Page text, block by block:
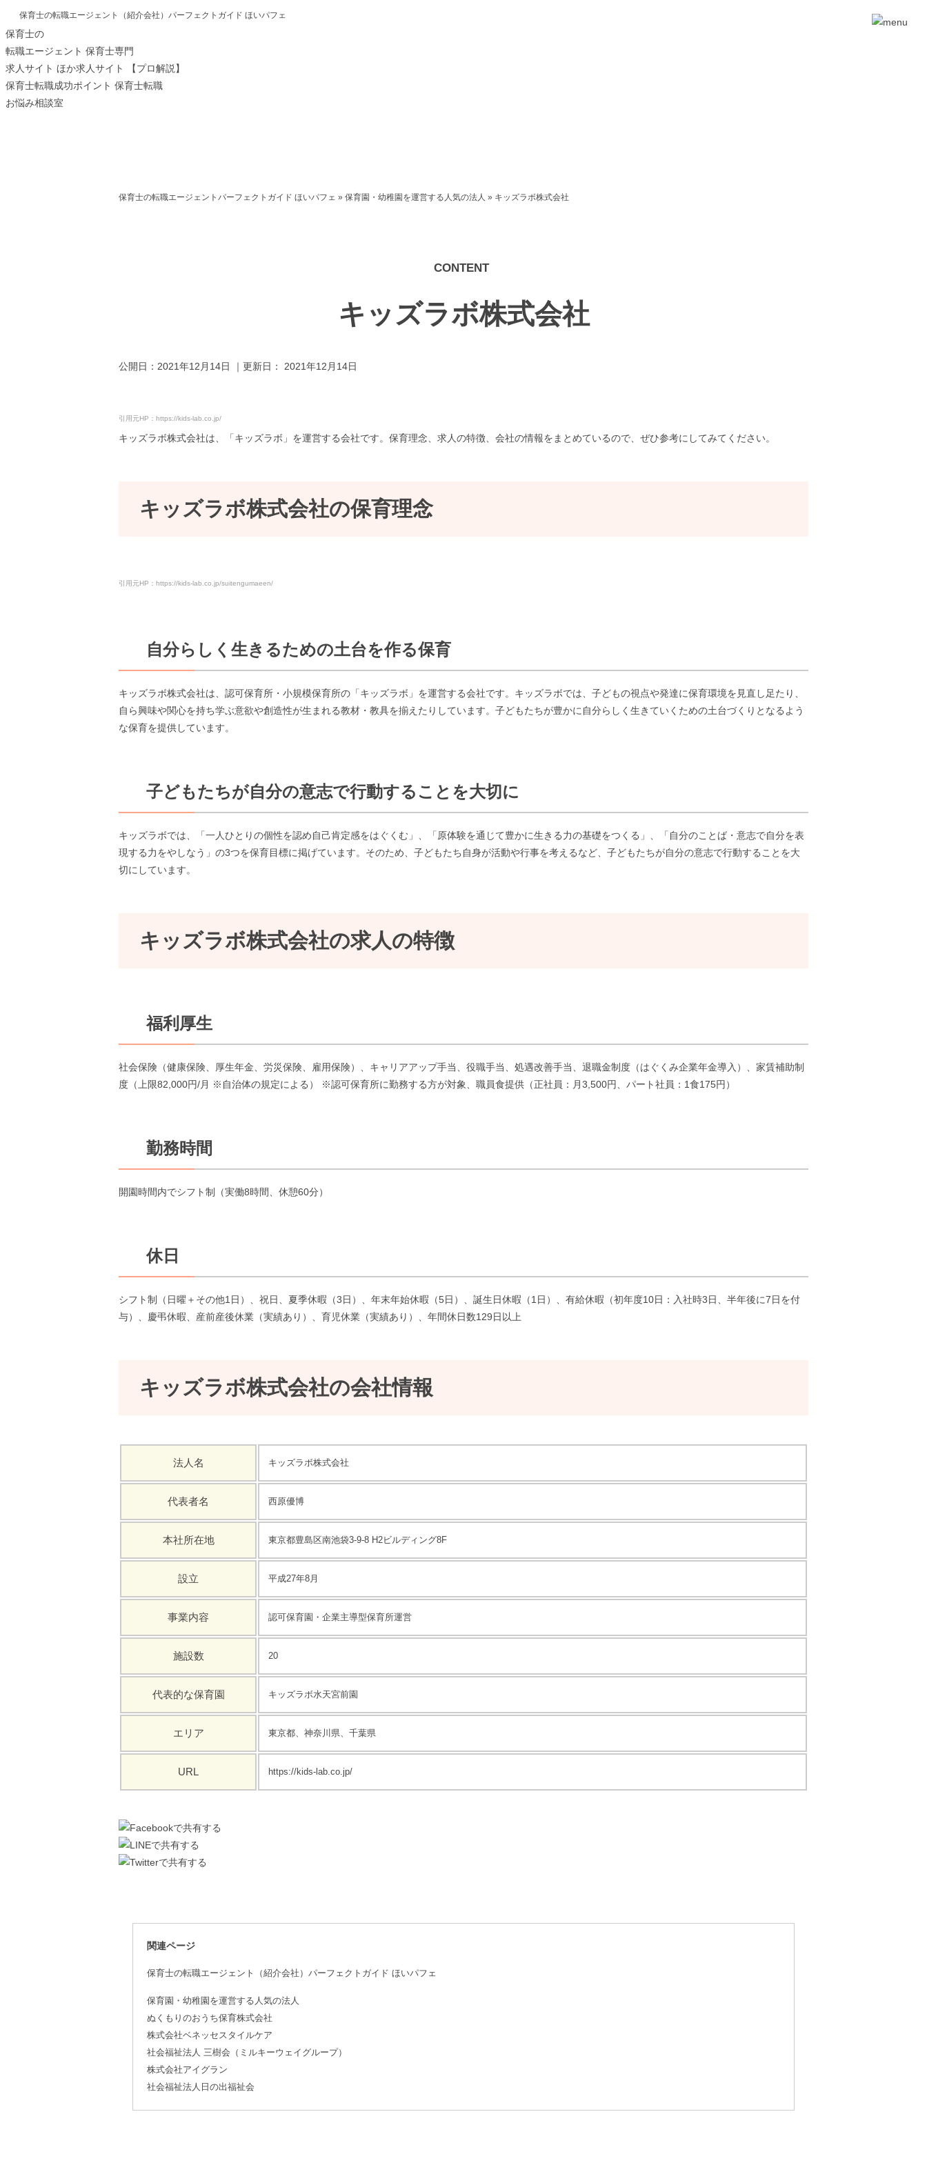
保育士の転職エージェント（紹介会社）パーフェクトガイド ほいパフェ
保育士の
転職エージェント 保育士専門
求人サイト ほか求人サイト
【プロ解説】
保育士転職成功ポイント 保育士転職
お悩み相談室
保育士の転職エージェントパーフェクトガイド ほいパフェ » 保育園・幼稚園を運営する人気の法人 » キッズラボ株式会社
キッズラボ株式会社
公開日： 2021年12月14日 ｜更新日： 2021年12月14日
引用元HP：https://kids-lab.co.jp/
キッズラボ株式会社は、「キッズラボ」を運営する会社です。保育理念、求人の特徴、会社の情報をまとめているので、ぜひ参考にしてみてください。
キッズラボ株式会社の保育理念
引用元HP：https://kids-lab.co.jp/suitengumaeen/
自分らしく生きるための土台を作る保育
キッズラボ株式会社は、認可保育所・小規模保育所の「キッズラボ」を運営する会社です。キッズラボでは、子どもの視点や発達に保育環境を見直し足たり、
自ら興味や関心を持ち学ぶ意欲や創造性が生まれる教材・教具を揃えたりしています。 子どもたちが豊かに自分らしく生きていくための土台づくりとなるよう
な保育を提供しています。
子どもたちが自分の意志で行動することを大切に
キッズラボでは、「一人ひとりの個性を認め自己肯定感をはぐくむ」、「原体験を通じて豊かに生きる力の基礎をつくる」、「自分のことば・意志で自分を表
現する力をやしなう」の3つを保育目標に掲げています。そのため、子どもたち自身が活動や行事を考えるなど、 子どもたちが自分の意志で行動することを大
切にしています。
キッズラボ株式会社の求人の特徴
福利厚生
社会保険（健康保険、厚生年金、労災保険、雇用保険）、キャリアアップ手当、役職手当、処遇改善手当、退職金制度（はぐくみ企業年金導入）、家賃補助制
度（上限82,000円/月 ※自治体の規定による） ※認可保育所に勤務する方が対象、職員食提供（正社員：月3,500円、パート社員：1食175円）
勤務時間
開園時間内でシフト制（実働8時間、休憩60分）
休日
シフト制（日曜＋その他1日）、祝日、夏季休暇（3日）、年末年始休暇（5日）、誕生日休暇（1日）、有給休暇（初年度10日：入社時3日、半年後に7日を付
与）、慶弔休暇、産前産後休業（実績あり）、育児休業（実績あり）、年間休日数129日以上
キッズラボ株式会社の会社情報
法人名 キッズラボ株式会社
代表者名 西原優博
本社所在地 東京都豊島区南池袋3-9-8 H2ビルディング8F
設立 平成27年8月
事業内容 認可保育園・企業主導型保育所運営
施設数 20
代表的な保育園 キッズラボ水天宮前園
エリア 東京都、神奈川県、千葉県
URL https://kids-lab.co.jp/
関連ページ
保育士の転職エージェント（紹介会社）パーフェクトガイド ほいパフェ
保育園・幼稚園を運営する人気の法人
ぬくもりのおうち保育株式会社
株式会社ベネッセスタイルケア
社会福祉法人 三樹会（ミルキーウェイグループ）
株式会社アイグラン
社会福祉法人日の出福祉会